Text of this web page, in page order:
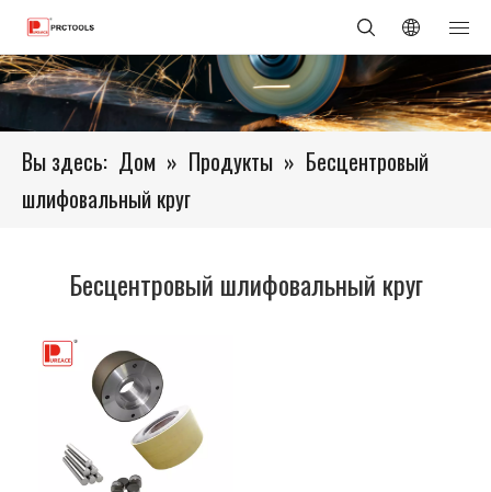
Вы здесь: Дом » Продукты » Бесцентровый
шлифовальный круг
Бесцентровый шлифовальный круг